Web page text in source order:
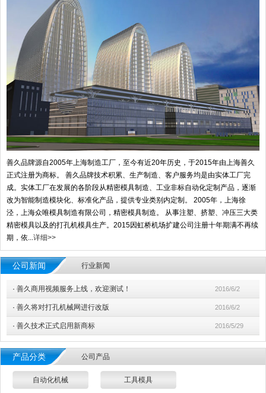
善久品牌源自2005年上海制造工厂，至今有近20年历史，于2015年由上海善久
正式注册为商标。 善久品牌技术积累、生产制造、客户服务均是由实体工厂完
成。实体工厂在发展的各阶段从精密模具制造、工业非标自动化定制产品，逐渐
改为智能制造模块化、标准化产品，提供专业类别内定制。 2005年，上海徐
泾，上海众唯模具制造有限公司，精密模具制造。 从事注塑、挤塑、冲压三大类
精密模具以及的打孔机模具生产。2015因虹桥机场扩建公司注册十年期满不再续
期，依...详细>>
公司新闻 行业新闻
· 善久商用视频服务上线，欢迎测试！ 2016/6/2
· 善久将对打孔机械网进行改版 2016/6/2
· 善久技术正式启用新商标 2016/5/29
产品分类 公司产品
自动化机械 工具模具